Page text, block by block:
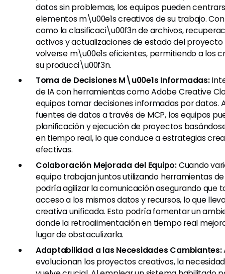
datos sin problemas, los equipos pueden
elementos m\u00e1s creativos de su trabajo.
como la clasificaci\u00f3n de archivos,
activos y actualizaciones de estado del
volverse m\u00e1s eficientes, permitiendo a los
su producci\u00f3n.
Toma de Decisiones M\u00e1s Informadas:
de IA con herramientas como Adobe Creative
equipos tomar decisiones informadas por datos.
fuentes de datos a través de MCP, los equipos
planificación y ejecución de proyectos
en tiempo real, lo que conduce a estrategias
efectivas.
Colaboración Mejorada del Equipo:Cuando
equipo trabajan juntos utilizando herramientas de
podría agilizar la comunicación asegurando que
acceso a los mismos datos y recursos, lo que
creativa unificada. Esto podría fomentar un
donde la retroalimentación en tiempo real
lugar de obstaculizarla.
Adaptabilidad a las Necesidades Cambiantes:
evolucionan los proyectos creativos, la